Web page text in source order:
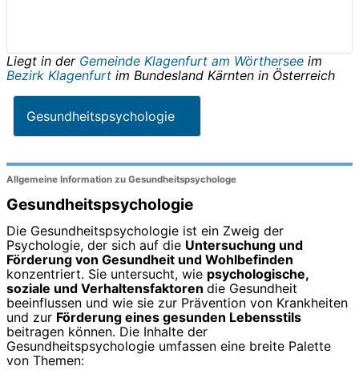
Liegt in der Gemeinde Klagenfurt am Wörthersee im
Bezirk Klagenfurt im Bundesland Kärnten in Österreich
Gesundheitspsychologie
Allgemeine Information zu Gesundheitspsychologe
Gesundheitspsychologie
Die Gesundheitspsychologie ist ein Zweig der
Psychologie, der sich auf die Untersuchung und
Förderung von Gesundheit und Wohlbefinden
konzentriert. Sie untersucht, wie psychologische,
soziale und Verhaltensfaktoren die Gesundheit
beeinflussen und wie sie zur Prävention von Krankheiten
und zur Förderung eines gesunden Lebensstils
beitragen können. Die Inhalte der
Gesundheitspsychologie umfassen eine breite Palette
von Themen: